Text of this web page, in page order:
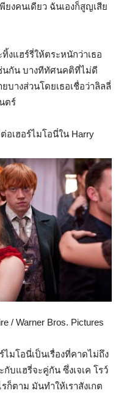
ยงคนเดียว ฉันเองก็สูญเสีย
งแฮร์รี่ให้ตระหนักว่าเธอ
นกัน บางทีทัศนคติที่ไม่ดี
บางส่วนโดยเธอเชื่อว่าลิลลี่
ตร์
อเฮอร์ไมโอนี่ใน Harry
/ Warner Bros. Pictures
ไมโอนี่เป็นเรื่องที่คาดไม่ถึง
บแฮรี่จะคู่กัน ซึ่งเจเค โรว์
ก็ตาม มันทำให้เราสังเกต